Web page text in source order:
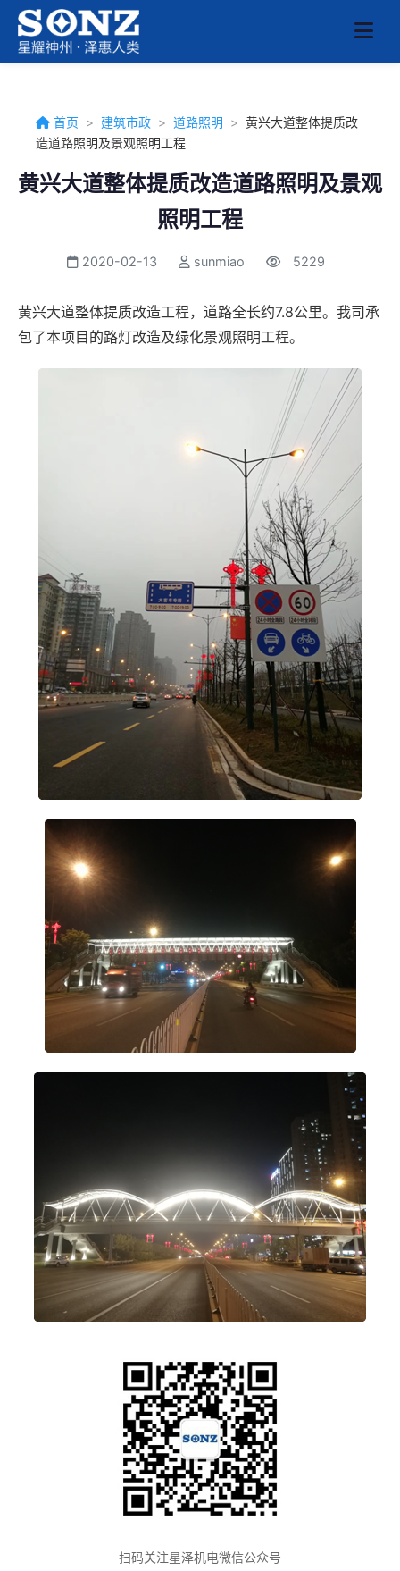
首页 > 建筑市政 > 道路照明 > 黄兴大道整体提质改
造道路照明及景观照明工程
黄兴大道整体提质改造道路照明及景观
照明工程
2020-02-13 sunmiao 5229
黄兴大道整体提质改造工程，道路全长约7.8公里。我司承
包了本项目的路灯改造及绿化景观照明工程。
扫码关注星泽机电微信公众号